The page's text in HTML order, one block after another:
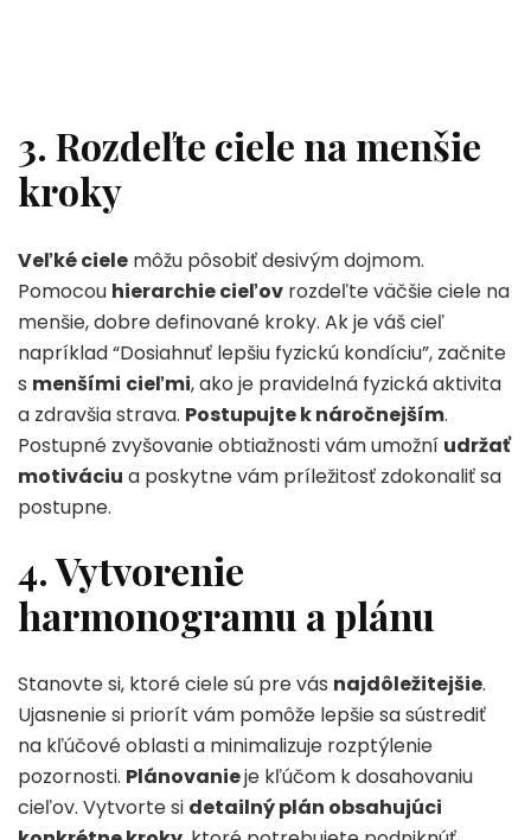
3. Rozdeľte ciele na menšie
kroky
Veľké ciele môžu pôsobiť desivým dojmom.
Pomocou hierarchie cieľov rozdeľte väčšie ciele na
menšie, dobre definované kroky. Ak je váš cieľ
napríklad “Dosiahnuť lepšiu fyzickú kondíciu”, začnite
s menšími cieľmi, ako je pravidelná fyzická aktivita
a zdravšia strava. Postupujte k náročnejším.
Postupné zvyšovanie obtiažnosti vám umožní udržať
motiváciu a poskytne vám príležitosť zdokonaliť sa
postupne.
4. Vytvorenie
harmonogramu a plánu
Stanovte si, ktoré ciele sú pre vás najdôležitejšie.
Ujasnenie si priorít vám pomôže lepšie sa sústrediť
na kľúčové oblasti a minimalizuje rozptýlenie
pozornosti. Plánovanieje kľúčom k dosahovaniu
cieľov. Vytvorte si detailný plán obsahujúci